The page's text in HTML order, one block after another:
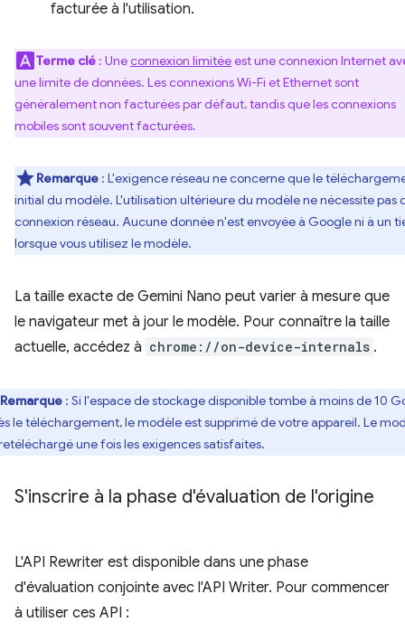
facturée à l'utilisation.
Terme clé : Uneconnexion limitéeest une connexion Internet
une limite de données. Les connexions Wi-Fi et Ethernet sont
généralement non facturées par défaut, tandis que les connexions
mobiles sont souvent facturées.
Remarque : L'exigence réseau ne concerne que le
initial du modèle. L'utilisation ultérieure du modèle ne nécessite pas
connexion réseau. Aucune donnée n'est envoyée à Google ni à un
lorsque vous utilisez le modèle.
La taille exacte de Gemini Nano peut varier à mesure que
le navigateur met à jour le modèle. Pour connaître la taille
actuelle, accédez à chrome://on-device-internals .
Remarque : Si l'espace de stockage disponible tombe à moins de 10
le téléchargement, le modèle est supprimé de votre appareil. Le
une fois les exigences satisfaites.
S'inscrire à la phase d'évaluation de l'origine
L'API Rewriter est disponible dans une phase
d'évaluation conjointe avec l'API Writer. Pour commencer
à utiliser ces API :